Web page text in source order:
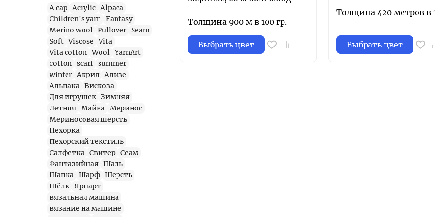
A cap Acrylic
Alpaca
Children's yarn
Fantasy
Merino wool
Pullover
Seam
Soft Viscose
Vita
Vita cotton
Wool
YarnArt
cotton
scarf summer
winter
Акрил
Ализе
Альпака
Вискоза
Для игрушек
Зимняя
Летняя Майка
Меринос
Мериносовая шерсть
Пехорка
Пехорский текстиль
Салфетка
Свитер Сеам
Фантазийная Шаль
Шапка
Шарф Шерсть
Шёлк
Ярнарт
вязальная машина
вязание на машине
Толщина 900 м в 100 гр.
Выбрать цвет
Толщина 420 метров в
Выбрать цвет